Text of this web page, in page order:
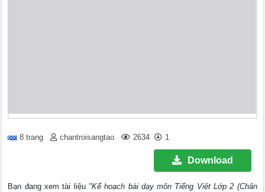
8 trang chantroisangtao 2634 1
Download
Bạn đang xem tài liệu "Kế hoạch bài dạy môn Tiếng Việt Lớp 2 (Chân